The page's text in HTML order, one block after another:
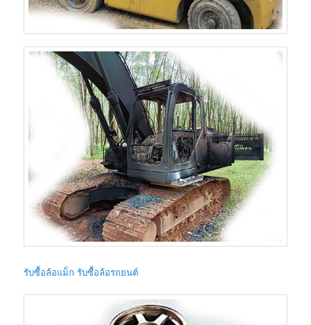
รับซื้อล้อแม็ก รับซื้อล้อรถยนต์